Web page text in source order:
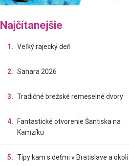
Najčítanejšie
1. Veľký rajecký deň
2. Sahara 2026
3. Tradičné brežské remeselné dvory
4.
Fantastické otvorenie Šantiska na
Kamzíku
5. Tipy kam s deťmi v Bratislave a okolí